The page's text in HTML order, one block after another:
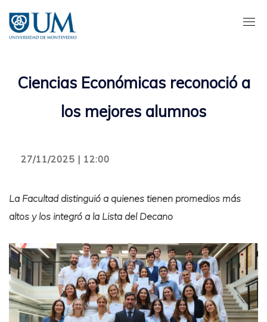
contenido
principal
Ciencias Económicas reconoció a
los mejores alumnos
27/11/2025 | 12:00
La Facultad distinguió a quienes tienen promedios más
altos y los integró a la Lista del Decano